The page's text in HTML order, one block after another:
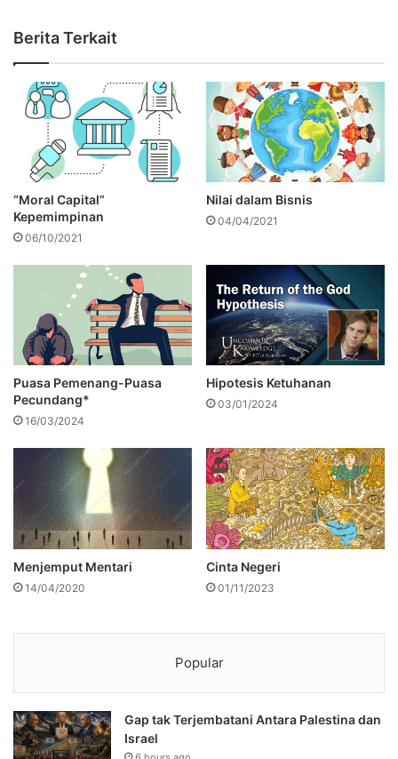
Berita Terkait
“Moral Capital”
Kepemimpinan
06/10/2021
Nilai dalam Bisnis
04/04/2021
Puasa Pemenang-Puasa
Pecundang*
16/03/2024
Hipotesis Ketuhanan
03/01/2024
Menjemput Mentari
14/04/2020
Cinta Negeri
01/11/2023
Popular
Gap tak Terjembatani Antara Palestina dan
Israel